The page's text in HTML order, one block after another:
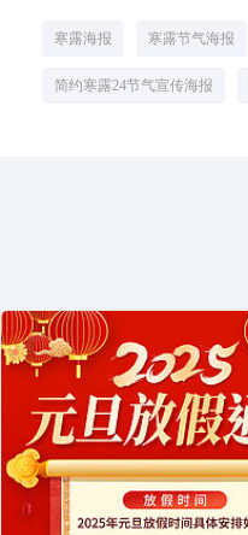
寒露海报 寒露节气海报
简约寒露24节气宣传海报